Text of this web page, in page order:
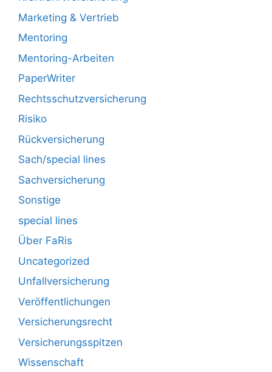
Marketing & Vertrieb
Mentoring
Mentoring-Arbeiten
PaperWriter
Rechtsschutzversicherung
Risiko
Rückversicherung
Sach/special lines
Sachversicherung
Sonstige
special lines
Über FaRis
Uncategorized
Unfallversicherung
Veröffentlichungen
Versicherungsrecht
Versicherungsspitzen
Wissenschaft